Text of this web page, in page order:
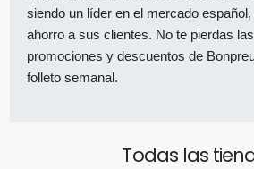
siendo un líder en el mercado
ahorro a sus clientes. No te pierdas
promociones y descuentos de
folleto semanal.
Todas las